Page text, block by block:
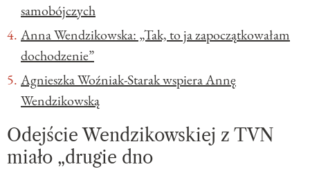
samobójczych
Anna Wendzikowska: „Tak, to ja zapoczątkowałam
dochodzenie”
Agnieszka Woźniak-Starak wspiera Annę
Wendzikowską
Odejście Wendzikowskiej z TVN
miało „drugie dno